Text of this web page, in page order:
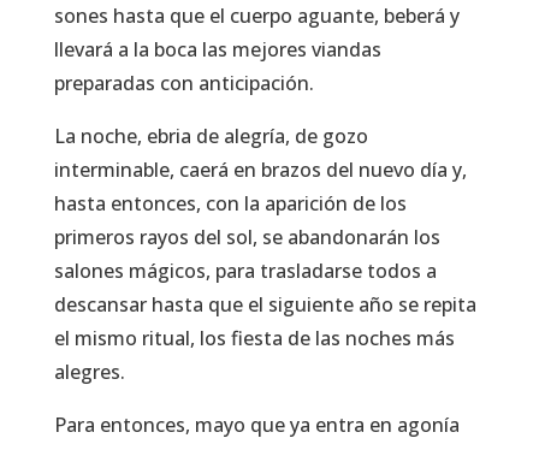
sones hasta que el cuerpo aguante, beberá y
llevará a la boca las mejores viandas
preparadas con anticipación.
La noche, ebria de alegría, de gozo
interminable, caerá en brazos del nuevo día y,
hasta entonces, con la aparición de los
primeros rayos del sol, se abandonarán los
salones mágicos, para trasladarse todos a
descansar hasta que el siguiente año se repita
el mismo ritual, los fiesta de las noches más
alegres.
Para entonces, mayo que ya entra en agonía